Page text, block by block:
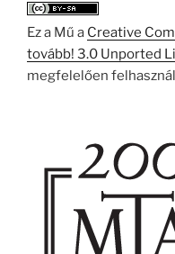
Ez a Mű a Creative
tovább! 3.0 Unported
megfelelően